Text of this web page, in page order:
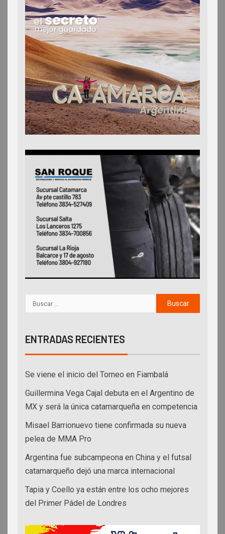
ENTRADAS RECIENTES
Se viene el inicio del Torneo en Fiambalá
Guillermina Vega Cajal debuta en el Argentino de
MX y será la única catamarqueña en competencia
Misael Barrionuevo tiene confirmada su nueva
pelea de MMA Pro
Argentina fue subcampeona en China y el futsal
catamarqueño dejó una marca internacional
Tapia y Coello ya están entre los ocho mejores
del Primer Pádel de Londres